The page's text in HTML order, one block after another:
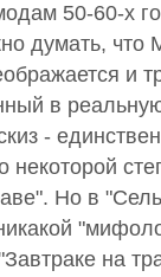
50-60-х
думать, что
и
в
-
некоторой
Но в
на